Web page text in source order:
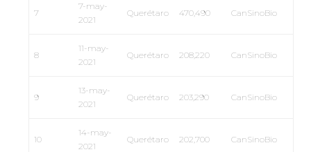
7
7-may-
2021
Querétaro 470,490 CanSinoBio
8
11-may-
2021
Querétaro 208,220 CanSinoBio
9
13-may-
2021
Querétaro 203,290 CanSinoBio
10
14-may-
2021
Querétaro 202,700 CanSinoBio